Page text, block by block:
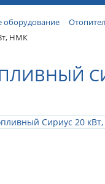
оборудование
НМК